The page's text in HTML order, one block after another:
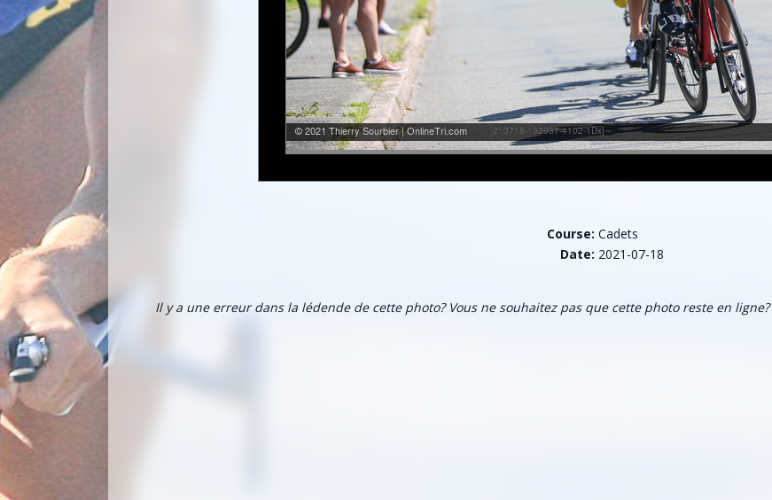
Course: Cadets
Date: 2021-07-18
Il y a une erreur dans la lédende de cette photo? Vous ne souhaitez pas que cette photo reste en ligne?